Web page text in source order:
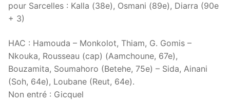
pour Sarcelles : Kalla (38e), Osmani (89e), Diarra (90e
+ 3)
HAC : Hamouda – Monkolot, Thiam, G. Gomis –
Nkouka, Rousseau (cap) (Aamchoune, 67e),
Bouzamita, Soumahoro (Betehe, 75e) – Sida, Ainani
(Soh, 64e), Loubane (Reut, 64e).
Non entré : Gicquel